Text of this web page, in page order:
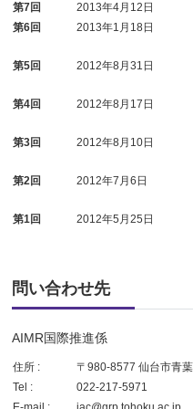
第7回 2013年4月12日
第6回
2013年1月18日
第5回
2012年8月31日
第4回
2012年8月17日
第3回
2012年8月10日
第2回
2012年7月6日
第1回
2012年5月25日
問い合わせ先
AIMR国際推進係
住所 :
〒980-8577 仙台市青
Tel :
022-217-5971